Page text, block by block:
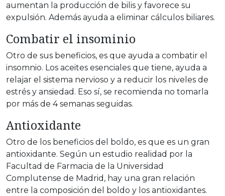
aumentan la producción de bilis y favorece su
expulsión. Además ayuda a eliminar cálculos biliares.
Combatir el insominio
Otro de sus beneficios, es que ayuda a combatir el
insomnio. Los aceites esenciales que tiene, ayuda a
relajar el sistema nervioso y a reducir los niveles de
estrés y ansiedad. Eso sí, se recomienda no tomarla
por más de 4 semanas seguidas.
Antioxidante
Otro de los beneficios del boldo, es que es un gran
antioxidante. Según un estudio realidad por la
Facultad de Farmacia de la Universidad
Complutense de Madrid, hay una gran relación
entre la composición del boldo y los antioxidantes.